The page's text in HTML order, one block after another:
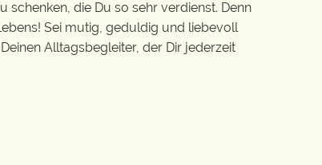
schenken, die Du so sehr verdienst. Denn
Sei mutig, geduldig und liebevoll
Alltagsbegleiter, der Dir jederzeit